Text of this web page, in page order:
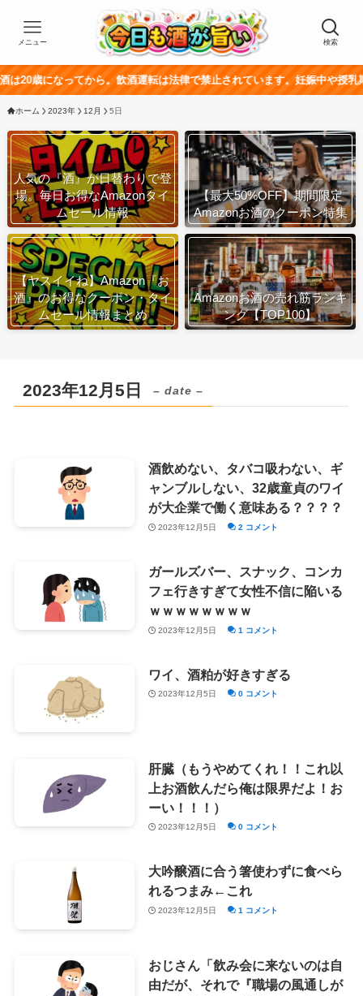
検索
メニュー
なってから。飲酒運転は法律で禁止されています。妊娠中や授乳期の飲
ホーム 2023年 12月 5日
人気の『酒』が日替わりで登
場。毎日お得なAmazonタイ
ムセール情報
【最大50%OFF】期間限定
Amazonお酒のクーポン特集
【ヤスイイね】Amazon『お
酒』のお得なクーポン・タイ
ムセール情報まとめ
Amazonお酒の売れ筋ランキ
ング【TOP100】
2023年12月5日 – date –
酒飲めない、タバコ吸わない、ギ
ャンブルしない、32歳童貞のワイ
が大企業で働く意味ある？？？？
2023年12月5日 2 コメント
ガールズバー、スナック、コンカ
フェ行きすぎて女性不信に陥いる
ｗｗｗｗｗｗｗｗ
2023年12月5日 1 コメント
ワイ、酒粕が好きすぎる
2023年12月5日 0 コメント
肝臓（もうやめてくれ！！これ以
上お酒飲んだら俺は限界だよ！お
ーい！！！）
2023年12月5日 0 コメント
大吟醸酒に合う箸使わずに食べら
れるつまみ←これ
2023年12月5日 1 コメント
おじさん「飲み会に来ないのは自
由だが、それで『職場の風通しが